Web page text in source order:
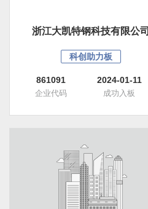
浙江大凯特钢科技有限公司
科创助力板
861091
企业代码
2024-01-11
成功入板